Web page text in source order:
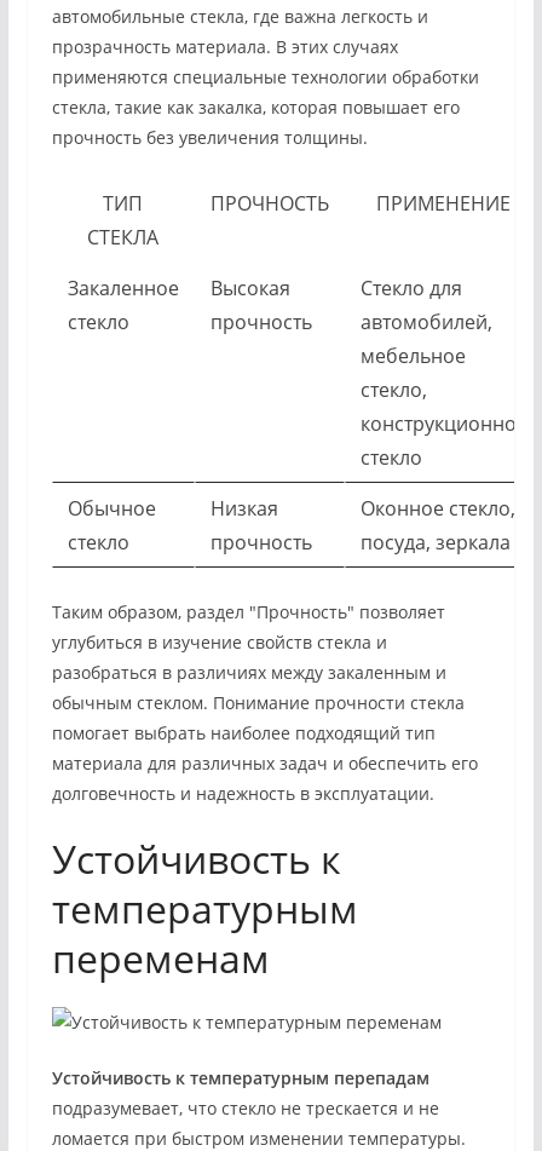
автомобильные стекла, где важна легкость и
прозрачность материала. В этих случаях
применяются специальные технологии обработки
стекла, такие как закалка, которая повышает его
прочность без увеличения толщины.
ТИП
СТЕКЛА
ПРОЧНОСТЬ ПРИМЕНЕНИЕ
Закаленное
стекло
Высокая
прочность
Стекло для
автомобилей,
мебельное
стекло,
конструкционное
стекло
Обычное
стекло
Низкая
прочность
Оконное стекло,
посуда, зеркала
Таким образом, раздел "Прочность" позволяет
углубиться в изучение свойств стекла и
разобраться в различиях между закаленным и
обычным стеклом. Понимание прочности стекла
помогает выбрать наиболее подходящий тип
материала для различных задач и обеспечить его
долговечность и надежность в эксплуатации.
Устойчивость к
температурным
переменам
Устойчивость к температурным перепадам
подразумевает, что стекло не трескается и не
ломается при быстром изменении температуры.